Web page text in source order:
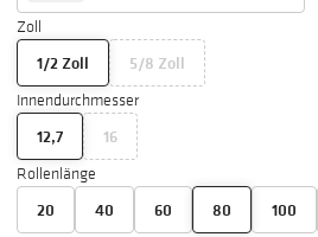
Zoll
1/2 Zoll 5/8 Zoll
Innendurchmesser
12,7 16
Rollenlänge
20 40 60 80 100